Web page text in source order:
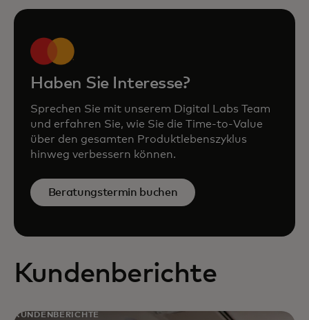
Haben Sie Interesse?
Sprechen Sie mit unserem Digital Labs Team
und erfahren Sie, wie Sie die Time-to-Value
über den gesamten Produktlebenszyklus
hinweg verbessern können.
Beratungstermin buchen
Kundenberichte
KUNDENBERICHTE